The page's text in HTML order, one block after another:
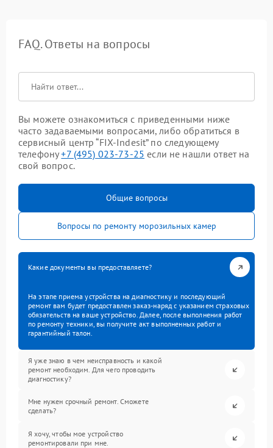
FAQ. Ответы на вопросы
Вы можете ознакомиться с приведенными ниже
часто задаваемыми вопросами, либо обратиться в
сервисный центр “FIX-Indesit” по следующему
телефону+7 (495) 023-73-25 если не нашли ответ на
свой вопрос.
Общие вопросы
Вопросы по ремонту морозильных камер
Какие документы вы предоставляете?
На этапе приема устройства на диагностику и последующий
ремонт вам будет предоставлен заказ-наряд с указанием страховых
обязательств на ваше устройство. Далее, после выполнения работ
по ремонту техники, вы получите акт выполненных работ и
гарантийный талон.
Я уже знаю в чем неисправность и какой
ремонт необходим. Для чего проводить
диагностику?
Мне нужен срочный ремонт. Сможете
сделать?
Я хочу, чтобы мое устройство
ремонтировали при мне.